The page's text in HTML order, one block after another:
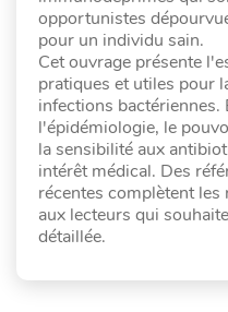
opportunistes
pour un individu sain.
Cet ouvrage présente
pratiques et utiles pour
infections
l'épidémiologie, le
la sensibilité aux
intérêt médical. Des
récentes complètent
aux lecteurs qui
détaillée.